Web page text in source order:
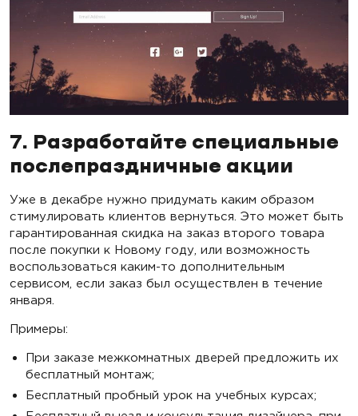
7. Разработайте специальные
послепраздничные акции
Уже в декабре нужно придумать каким образом
стимулировать клиентов вернуться. Это может быть
гарантированная скидка на заказ второго товара
после покупки к Новому году, или возможность
воспользоваться каким-то дополнительным
сервисом, если заказ был осуществлен в течение
января.
Примеры:
При заказе межкомнатных дверей предложить их
бесплатный монтаж;
Бесплатный пробный урок на учебных курсах;